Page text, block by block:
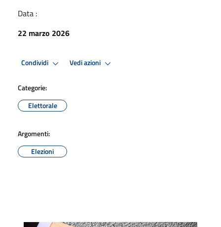
Data :
22 marzo 2026
Condividi Vedi azioni
Categorie:
Elettorale
Argomenti:
Elezioni